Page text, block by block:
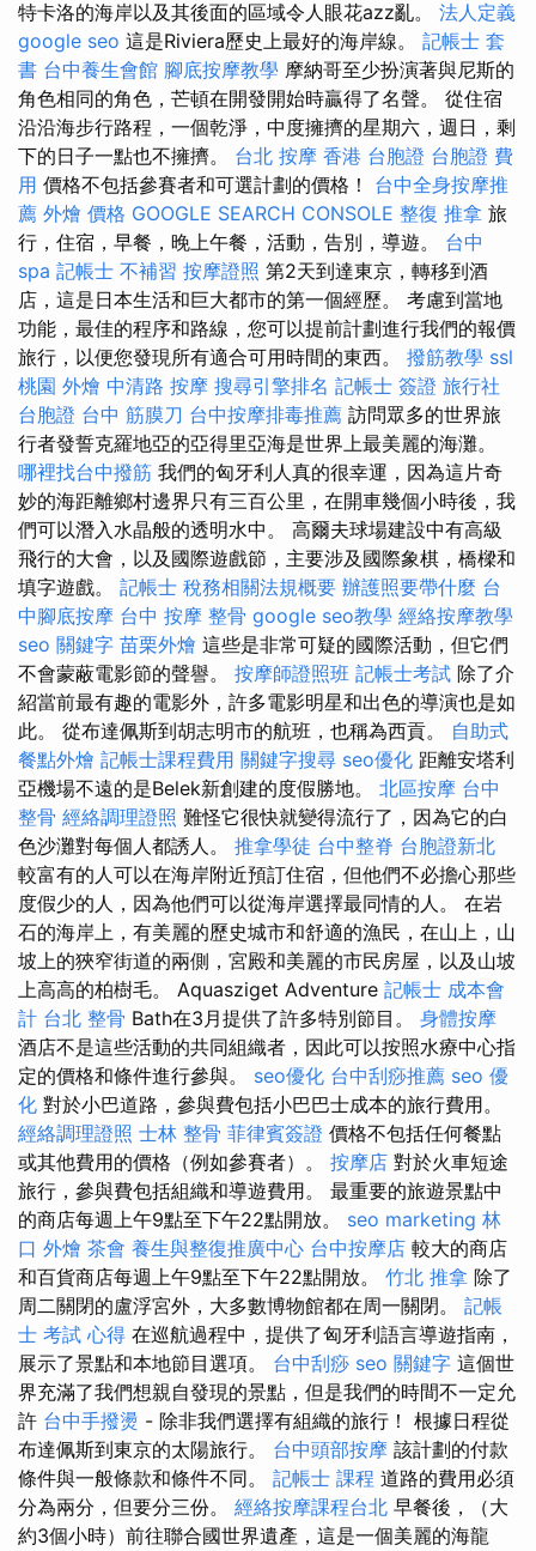
特卡洛的海岸以及其後面的區域令人眼花azz亂。 法人定義
google seo 這是Riviera歷史上最好的海岸線。 記帳士 套
書 台中養生會館 腳底按摩教學 摩納哥至少扮演著與尼斯的
角色相同的角色，芒頓在開發開始時贏得了名聲。 從住宿
沿沿海步行路程，一個乾淨，中度擁擠的星期六，週日，剩
下的日子一點也不擁擠。 台北 按摩 香港 台胞證 台胞證 費
用 價格不包括參賽者和可選計劃的價格！ 台中全身按摩推
薦 外燴 價格 GOOGLE SEARCH CONSOLE 整復 推拿 旅
行，住宿，早餐，晚上午餐，活動，告別，導遊。 台中
spa 記帳士 不補習 按摩證照 第2天到達東京，轉移到酒
店，這是日本生活和巨大都市的第一個經歷。 考慮到當地
功能，最佳的程序和路線，您可以提前計劃進行我們的報價
旅行，以便您發現所有適合可用時間的東西。 撥筋教學 ssl
桃園 外燴 中清路 按摩 搜尋引擎排名 記帳士 簽證 旅行社
台胞證 台中 筋膜刀 台中按摩排毒推薦 訪問眾多的世界旅
行者發誓克羅地亞的亞得里亞海是世界上最美麗的海灘。
哪裡找台中撥筋 我們的匈牙利人真的很幸運，因為這片奇
妙的海距離鄉村邊界只有三百公里，在開車幾個小時後，我
們可以潛入水晶般的透明水中。 高爾夫球場建設中有高級
飛行的大會，以及國際遊戲節，主要涉及國際象棋，橋樑和
填字遊戲。 記帳士 稅務相關法規概要 辦護照要帶什麼 台
中腳底按摩 台中 按摩 整骨 google seo教學 經絡按摩教學
seo 關鍵字 苗栗外燴 這些是非常可疑的國際活動，但它們
不會蒙蔽電影節的聲譽。 按摩師證照班 記帳士考試 除了介
紹當前最有趣的電影外，許多電影明星和出色的導演也是如
此。 從布達佩斯到胡志明市的航班，也稱為西貢。 自助式
餐點外燴 記帳士課程費用 關鍵字搜尋 seo優化 距離安塔利
亞機場不遠的是Belek新創建的度假勝地。 北區按摩 台中
整骨 經絡調理證照 難怪它很快就變得流行了，因為它的白
色沙灘對每個人都誘人。 推拿學徒 台中整脊 台胞證新北
較富有的人可以在海岸附近預訂住宿，但他們不必擔心那些
度假少的人，因為他們可以從海岸選擇最同情的人。 在岩
石的海岸上，有美麗的歷史城市和舒適的漁民，在山上，山
坡上的狹窄街道的兩側，宮殿和美麗的市民房屋，以及山坡
上高高的柏樹毛。 Aquasziget Adventure 記帳士 成本會
計 台北 整骨 Bath在3月提供了許多特別節目。 身體按摩
酒店不是這些活動的共同組織者，因此可以按照水療中心指
定的價格和條件進行參與。 seo優化 台中刮痧推薦 seo 優
化 對於小巴道路，參與費包括小巴巴士成本的旅行費用。
經絡調理證照 士林 整骨 菲律賓簽證 價格不包括任何餐點
或其他費用的價格（例如參賽者）。 按摩店 對於火車短途
旅行，參與費包括組織和導遊費用。 最重要的旅遊景點中
的商店每週上午9點至下午22點開放。 seo marketing 林
口 外燴 茶會 養生與整復推廣中心 台中按摩店 較大的商店
和百貨商店每週上午9點至下午22點開放。 竹北 推拿 除了
周二關閉的盧浮宮外，大多數博物館都在周一關閉。 記帳
士 考試 心得 在巡航過程中，提供了匈牙利語言導遊指南，
展示了景點和本地節目選項。 台中刮痧 seo 關鍵字 這個世
界充滿了我們想親自發現的景點，但是我們的時間不一定允
許 台中手撥燙 - 除非我們選擇有組織的旅行！ 根據日程從
布達佩斯到東京的太陽旅行。 台中頭部按摩 該計劃的付款
條件與一般條款和條件不同。 記帳士 課程 道路的費用必須
分為兩分，但要分三份。 經絡按摩課程台北 早餐後，（大
約3個小時）前往聯合國世界遺產，這是一個美麗的海龍